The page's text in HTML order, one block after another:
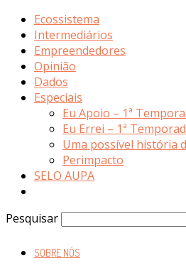
Ecossistema
Intermediários
Empreendedores
Opinião
Dados
Especiais
Eu Apoio – 1ª
Eu Errei – 1ª
Uma possível história
Perimpacto
SELO AUPA
Pesquisar
SOBRE NÓS